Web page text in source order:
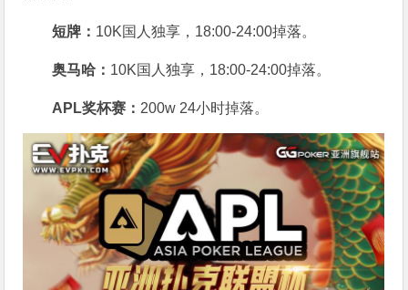
短牌： 10K国人独享，18:00-24:00掉落。
奥马哈 ： 10K国人独享，18:00-24:00掉落。
APL奖杯赛： 200w 24小时掉落。